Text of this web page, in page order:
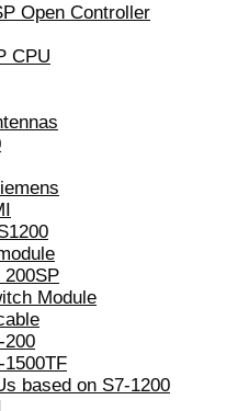
Open Controller
CPU
200SP
Module
200
1500TF
based on S7-1200